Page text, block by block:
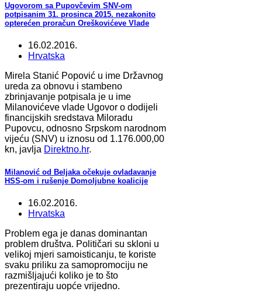
Ugovorom sa Pupovčevim SNV-om
potpisanim 31. prosinca 2015. nezakonito
opterećen proračun Oreškovićeve Vlade
16.02.2016.
Hrvatska
Mirela Stanić Popović u ime Državnog
ureda za obnovu i stambeno
zbrinjavanje potpisala je u ime
Milanovićeve vlade Ugovor o dodijeli
financijskih sredstava Miloradu
Pupovcu, odnosno Srpskom narodnom
vijeću (SNV) u iznosu od 1.176.000,00
kn, javlja Direktno.hr.
Milanović od Beljaka očekuje ovladavanje
HSS-om i rušenje Domoljubne koalicije
16.02.2016.
Hrvatska
Problem ega je danas dominantan
problem društva. Političari su skloni u
velikoj mjeri samoisticanju, te koriste
svaku priliku za samopromociju ne
razmišljajući koliko je to što
prezentiraju uopće vrijedno.